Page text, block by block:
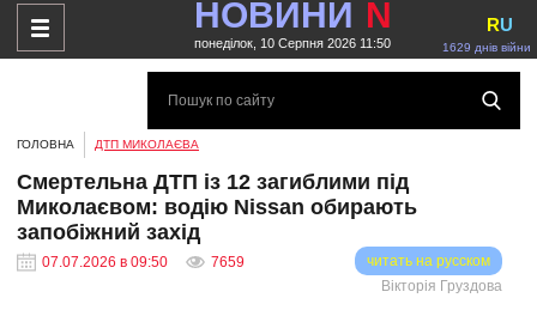
НОВИНИ N
понеділок, 10 Серпня 2026 11:50 1629 днів війни
RU
ГОЛОВНА ДТП МИКОЛАЄВА
Смертельна ДТП із 12 загиблими під
Миколаєвом: водію Nissan обирають
запобіжний захід
07.07.2026 в 09:50 7659
читать на русском
Вікторія Груздова